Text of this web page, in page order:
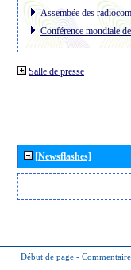
Assembée des
Conférence mondiale
Salle de presse
[Newsflashes]
Début de page -